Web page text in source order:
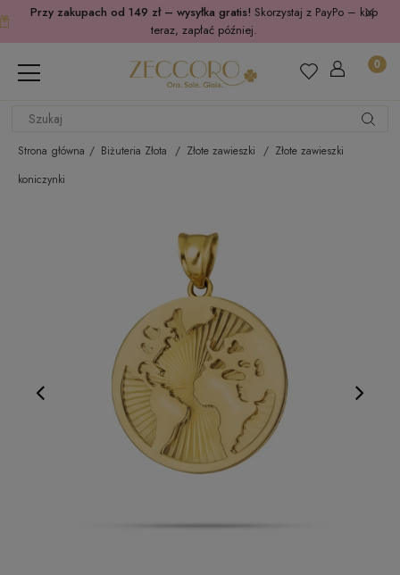
Przy zakupach od 149 zł – wysyłka gratis! Skorzystaj z PayPo – kup
teraz, zapłać później.
Strona główna Biżuteria Złota Złote zawieszki
Złote zawieszki
koniczynki